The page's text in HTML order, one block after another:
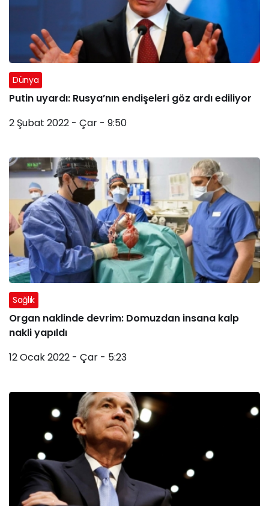
Dünya
Putin uyardı: Rusya’nın endişeleri göz ardı ediliyor
2 Şubat 2022 - Çar - 9:50
Sağlık
Organ naklinde devrim: Domuzdan insana kalp
nakli yapıldı
12 Ocak 2022 - Çar - 5:23